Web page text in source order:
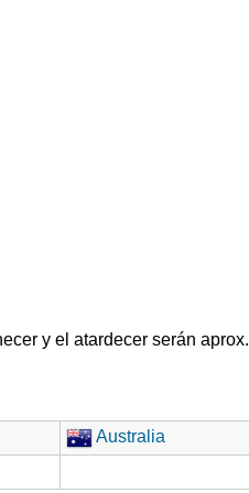
y el atardecer serán aprox.
Australia